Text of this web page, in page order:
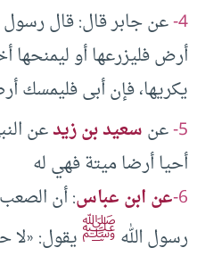
4- عن جابر قال: قال رسول
أرض فليزرعها أو ليمنحها
يكريها، فإن أبى فليمسك
5- عنسعيد بن زيدعن
أحيا أرضا ميتة فهي له
6- عن ابن عباس: أن
رسول اللهﷺيقول: «لا